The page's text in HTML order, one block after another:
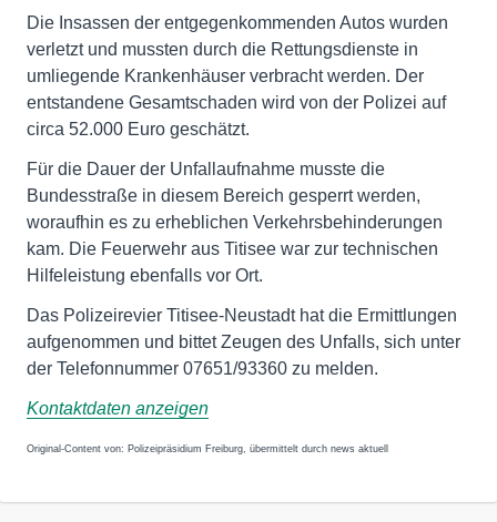
Die Insassen der entgegenkommenden Autos wurden
verletzt und mussten durch die Rettungsdienste in
umliegende Krankenhäuser verbracht werden. Der
entstandene Gesamtschaden wird von der Polizei auf
circa 52.000 Euro geschätzt.
Für die Dauer der Unfallaufnahme musste die
Bundesstraße in diesem Bereich gesperrt werden,
woraufhin es zu erheblichen Verkehrsbehinderungen
kam. Die Feuerwehr aus Titisee war zur technischen
Hilfeleistung ebenfalls vor Ort.
Das Polizeirevier Titisee-Neustadt hat die Ermittlungen
aufgenommen und bittet Zeugen des Unfalls, sich unter
der Telefonnummer 07651/93360 zu melden.
Kontaktdaten anzeigen
Original-Content von: Polizeipräsidium Freiburg, übermittelt durch news aktuell